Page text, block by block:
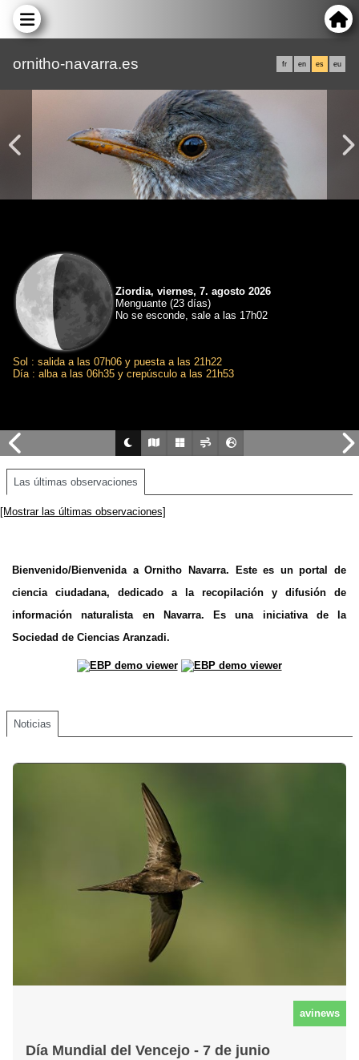
ornitho-navarra.es fr en es eu
Ziordia, viernes, 7. agosto 2026
Menguante (23 días)
No se esconde, sale a las 17h02
Sol : salida a las 07h06 y puesta a las 21h22
Día : alba a las 06h35 y crepúsculo a las 21h53
Las últimas observaciones
[Mostrar las últimas observaciones]
Bienvenido/Bienvenida a Ornitho Navarra. Este es un portal de
ciencia ciudadana, dedicado a la recopilación y difusión de
información naturalista en Navarra. Es una iniciativa de la
Sociedad de Ciencias Aranzadi.
Noticias
avinews
Día Mundial del Vencejo - 7 de junio